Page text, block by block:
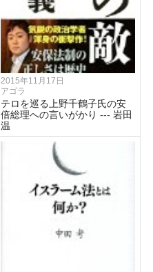
2015年11月17日
アゴラ
テロを巡る上野千鶴子氏の安
倍総理への言いがかり --- 岩田
温